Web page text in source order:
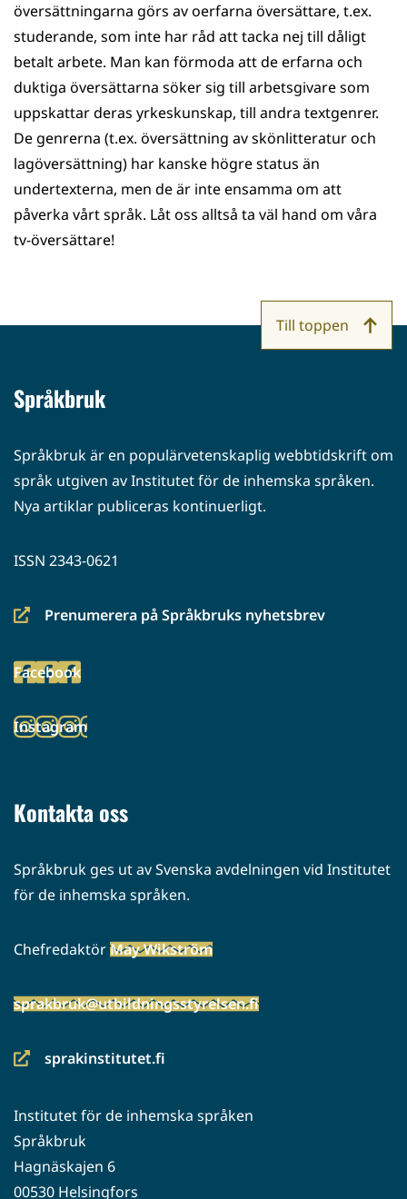
översättningarna görs av oerfarna översättare, t.ex.
studerande, som inte har råd att tacka nej till dåligt
betalt arbete. Man kan förmoda att de erfarna och
duktiga översättarna söker sig till arbetsgivare som
uppskattar deras yrkeskunskap, till andra textgenrer.
De genrerna (t.ex. översättning av skönlitteratur och
lagöversättning) har kanske högre status än
undertexterna, men de är inte ensamma om att
påverka vårt språk. Låt oss alltså ta väl hand om våra
tv-översättare!
Språkbruk
Språkbruk är en populärvetenskaplig webbtidskrift om
språk utgiven av Institutet för de inhemska språken.
Nya artiklar publiceras kontinuerligt.
ISSN 2343-0621
Prenumerera på Språkbruks nyhetsbrev
(siirryt
palveluun)
Facebook
(siirryt
palveluun)
Instagram
(siirryt
Kontakta oss
Språkbruk ges ut av Svenska avdelningen vid Institutet
för de inhemska språken.
ChefredaktörMay Wikström
sprakbruk@utbildningsstyrelsen.fi
sprakinstitutet.fi
(siirryt
palveluun)
Institutet för de inhemska språken
Språkbruk
Hagnäskajen 6
00530 Helsingfors
Till toppen